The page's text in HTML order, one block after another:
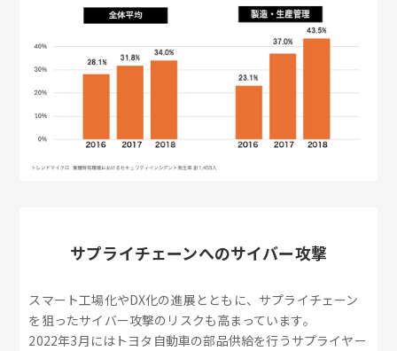
サプライチェーンへのサイバー攻撃
スマート工場化やDX化の進展とともに、サプライチェーン
を狙ったサイバー攻撃のリスクも高まっています。
2022年3月にはトヨタ自動車の部品供給を行うサプライヤー